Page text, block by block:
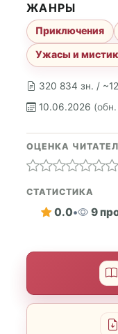
320 834 зн. /
10.06.2026
ЖАНРЫ
Приключения
Ужасы и
ОЦЕНКА
СТАТИСТИКА
0.0• 9